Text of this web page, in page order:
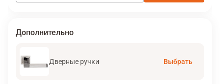
Дополнительно
Дверные ручки Выбрать